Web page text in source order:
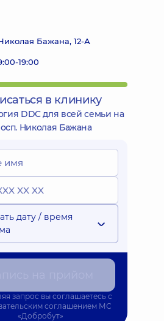
Бажана, 12-А
19:00
в клинику
DDC для всей семьи на
Николая Бажана
дату / время
запрос вы соглашаетесь с
соглашением МС
«Добробут»